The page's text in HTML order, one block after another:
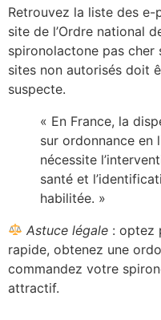
Retrouvez la liste des e-
site de l’Ordre national
spironolactone pas cher
sites non autorisés doit
suspecte.
« En France, la
sur ordonnance en
nécessite
santé et
habilitée. »
Astuce légale : optez
rapide, obtenez une
commandez votre
attractif.